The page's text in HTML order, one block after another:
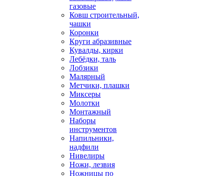
газовые
Ковш строительный,
чашки
Коронки
Круги абразивные
Кувалды, кирки
Лебёдки, таль
Лобзики
Малярный
Метчики, плашки
Миксеры
Молотки
Монтажный
Наборы
инструментов
Напильники,
надфили
Нивелиры
Ножи, лезвия
Ножницы по